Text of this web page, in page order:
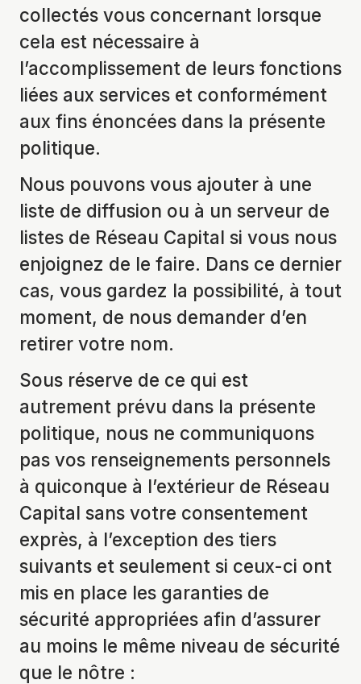
collectés vous concernant lorsque
cela est nécessaire à
l’accomplissement de leurs fonctions
liées aux services et conformément
aux fins énoncées dans la présente
politique.
Nous pouvons vous ajouter à une
liste de diffusion ou à un serveur de
listes de Réseau Capital si vous nous
enjoignez de le faire. Dans ce dernier
cas, vous gardez la possibilité, à tout
moment, de nous demander d’en
retirer votre nom.
Sous réserve de ce qui est
autrement prévu dans la présente
politique, nous ne communiquons
pas vos renseignements personnels
à quiconque à l’extérieur de Réseau
Capital sans votre consentement
exprès, à l’exception des tiers
suivants et seulement si ceux-ci ont
mis en place les garanties de
sécurité appropriées afin d’assurer
au moins le même niveau de sécurité
que le nôtre :